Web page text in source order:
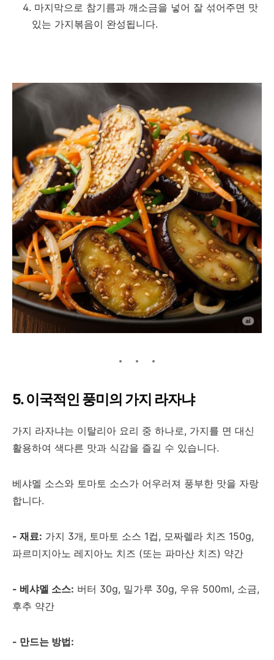
마지막으로 참기름과 깨소금을 넣어 잘 섞어주면 맛
있는 가지볶음이 완성됩니다.
5. 이국적인 풍미의 가지 라자냐
가지 라자냐는 이탈리아 요리 중 하나로, 가지를 면 대신
활용하여 색다른 맛과 식감을 즐길 수 있습니다.
베샤멜 소스와 토마토 소스가 어우러져 풍부한 맛을 자랑
합니다.
- 재료: 가지 3개, 토마토 소스 1컵, 모짜렐라 치즈 150g,
파르미지아노 레지아노 치즈 (또는 파마산 치즈) 약간
- 베샤멜 소스: 버터 30g, 밀가루 30g, 우유 500ml, 소금,
후추 약간
- 만드는 방법: